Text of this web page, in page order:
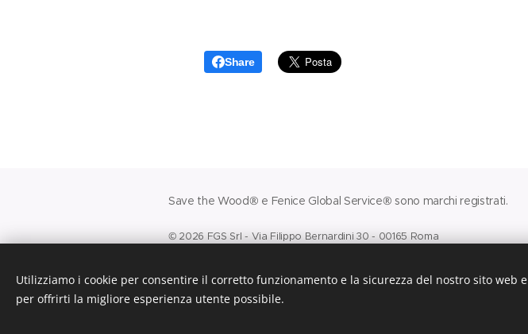
Share
Save the Wood® e Fenice Global Service® sono marchi registrati.
© 2026 FGS Srl - Via Filippo Bernardini 30 - 00165 Roma
Utilizziamo i cookie per consentire il corretto funzionamento e la sicurezza del nostro sito web e
per offrirti la migliore esperienza utente possibile.